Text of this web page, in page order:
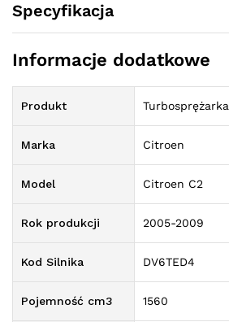
Specyfikacja
Informacje dodatkowe
Produkt Turbosprężarka
Marka Citroen
Model Citroen C2
Rok produkcji 2005-2009
Kod Silnika DV6TED4
Pojemność cm3 1560